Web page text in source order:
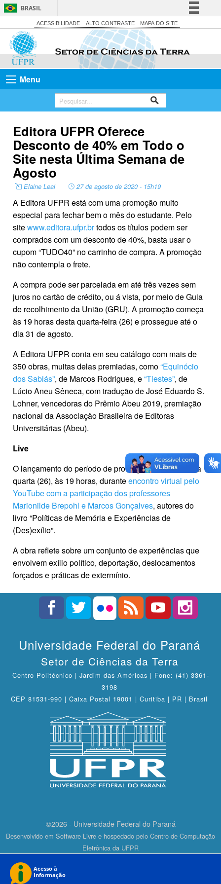
BRASIL
Simplifique!
Comunica BR
Participe
Acesso à informação
Canais
ACESSIBILIDADE ALTO CONTRASTE MAPA DO SITE
Menu
Editora UFPR Oferece
Desconto de 40% em Todo o
Site nesta Última Semana de
Agosto
Elaine Leal 27 de agosto de 2020 - 15h19
A Editora UFPR está com uma promoção muito
especial para fechar bem o mês do estudante. Pelo
sitewww.editora.ufpr.brtodos os títulos podem ser
comprados com um desconto de 40%, basta usar o
cupom “TUDO40” no carrinho de compra. A promoção
não contempla o frete.
A compra pode ser parcelada em até três vezes sem
juros no cartão de crédito, ou á vista, por meio de Guia
de recolhimento da União (GRU). A promoção começa
às 19 horas desta quarta-feira (26) e prossegue até o
dia 31 de agosto.
A Editora UFPR conta em seu catálogo com mais de
350 obras, muitas delas premiadas, como“Equinócio
dos Sabiás”, de Marcos Rodrigues, e“Tiestes”, de
Lúcio Aneu Sêneca, com tradução de José Eduardo S.
Lohner, vencedoras do Prêmio Abeu 2019, premiação
nacional da Associação Brasileira de Editoras
Universitárias (Abeu).
Live
O lançamento do período de promoção ocorrerá nesta
quarta (26), às 19 horas, duranteencontro virtual pelo
YouTube com a participação dos professores
Marionilde Brepohl e Marcos Gonçalves, autores do
livro “Políticas de Memória e Experiências de
(Des)exílio”.
A obra reflete sobre um conjunto de experiências que
envolvem exílio político, deportação, deslocamentos
forçados e práticas de extermínio.
Universidade Federal do Paraná
Setor de Ciências da Terra
Centro Politécnico | Jardim das Américas | Fone: (41) 3361-
3198
CEP 81531-990 | Caixa Postal 19001 | Curitiba | PR | Brasil
©2026 - Universidade Federal do Paraná
Desenvolvido em Software Livre e hospedado pelo Centro de Computação
Eletrônica da UFPR